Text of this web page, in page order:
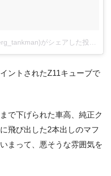
ントされたZ11キューブで
で下げられた車高、純正ク
飛び出した2本出しのマフ
まって、悪そうな雰囲気を